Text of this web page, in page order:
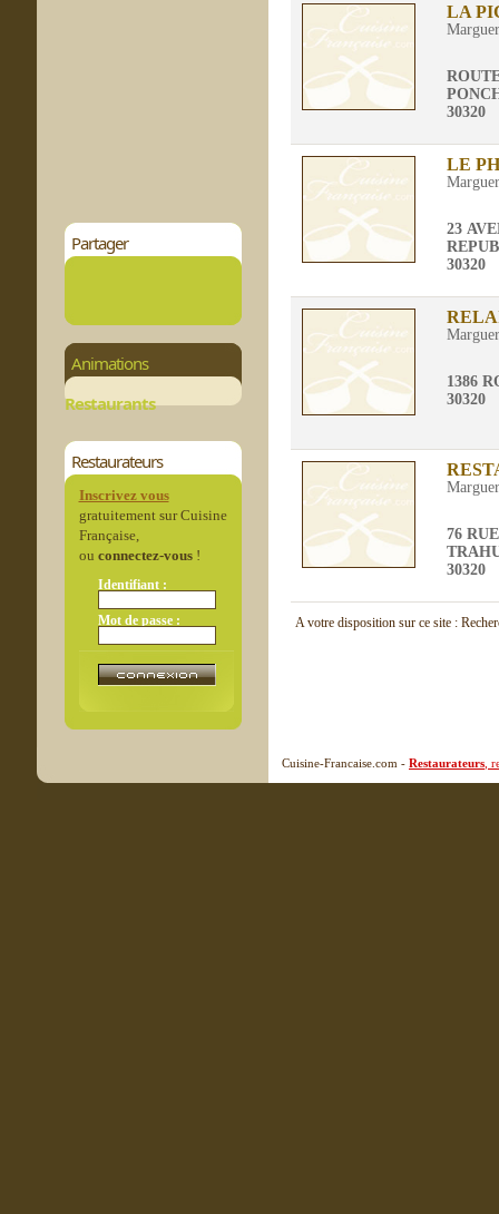
Partager
Animations
Restaurants
Restaurateurs
Inscrivez vous
gratuitement sur Cuisine
Française,
ou connectez-vous!
Identifiant :
Mot de passe :
LA
30320
LE
23
30320
1386
30320
76
30320
A votre disposition sur ce site :
Cuisine-Francaise.com - Restaurateurs ,